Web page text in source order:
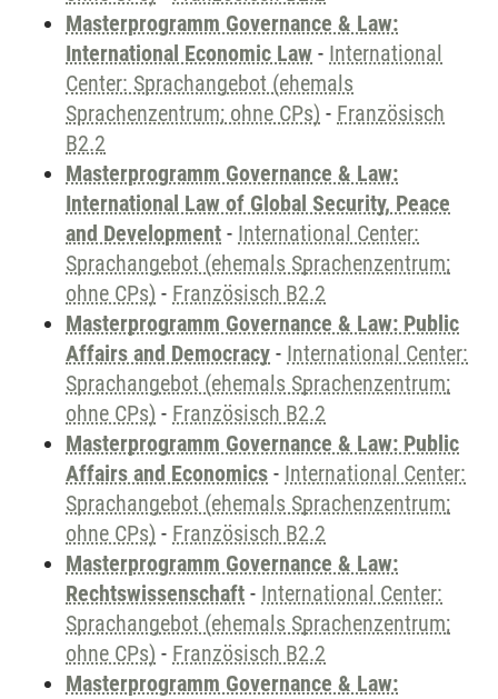
Masterprogramm Governance & Law:
International Economic Law - International
Center: Sprachangebot (ehemals
Sprachenzentrum; ohne CPs) - Französisch
B2.2
Masterprogramm Governance & Law:
International Law of Global Security, Peace
and Development - International Center:
Sprachangebot (ehemals Sprachenzentrum;
ohne CPs) - Französisch B2.2
Masterprogramm Governance & Law: Public
Affairs and Democracy - International Center:
Sprachangebot (ehemals Sprachenzentrum;
ohne CPs) - Französisch B2.2
Masterprogramm Governance & Law: Public
Affairs and Economics - International Center:
Sprachangebot (ehemals Sprachenzentrum;
ohne CPs) - Französisch B2.2
Masterprogramm Governance & Law:
Rechtswissenschaft - International Center:
Sprachangebot (ehemals Sprachenzentrum;
ohne CPs) - Französisch B2.2
Masterprogramm Governance & Law: